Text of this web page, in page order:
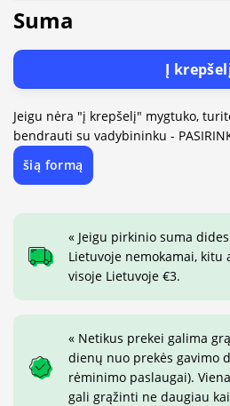
Suma
Į
Jeigu nėra "į krepšelį" mygtuko,
bendrauti su vadybininku -
šią formą
« Jeigu pirkinio suma
Lietuvoje nemokamai,
visoje Lietuvoje €3.
« Netikus prekei galima
dienų nuo prekės gavimo
rėminimo paslaugai).
gali grąžinti ne daugiau